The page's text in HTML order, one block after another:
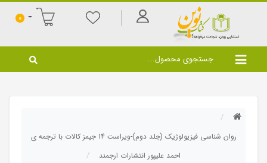
0
روان شناسی فیزیولوژیک (جلد دوم)-ویراست 14 جیمز کالات با ترجمه ی
احمد علیپور انتشارات ارجمند